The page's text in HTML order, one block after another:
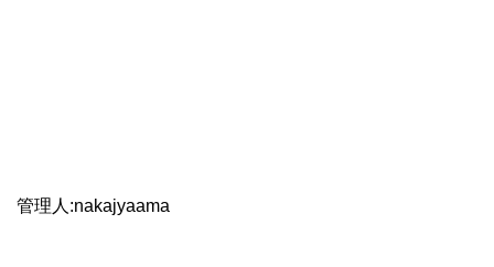
管理人:nakajyaama